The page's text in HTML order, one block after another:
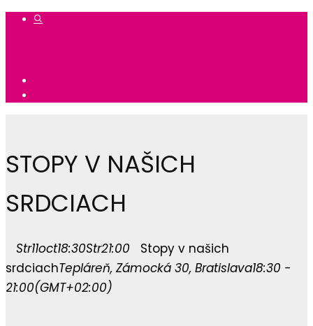
STOPY V NAŠICH
SRDCIACH
Str11oct18:30Str21:00
Stopy v našich
srdciachTepláreň, Zámocká 30, Bratislava18:30 -
21:00(GMT+02:00)